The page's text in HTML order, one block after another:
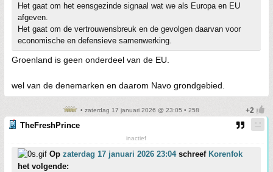
Het gaat om het eensgezinde signaal wat we als Europa en EU
afgeven.
Het gaat om de vertrouwensbreuk en de gevolgen daarvan voor
economische en defensieve samenwerking.
Groenland is geen onderdeel van de EU.
wel van de denemarken en daarom Navo grondgebied.
• zaterdag 17 januari 2026 @ 23:05 • 258
TheFreshPrince
inactief
Op zaterdag 17 januari 2026 23:04schreef Korenfok
het volgende: